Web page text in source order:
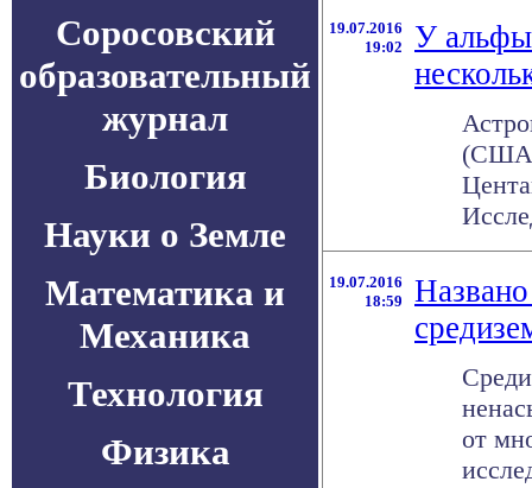
Соросовский
образовательный
журнал
Биология
Науки о Земле
Математика и
Механика
Технология
Физика
19.07.2016
19:02
У альфы
(США)
19.07.2016
18:59
от